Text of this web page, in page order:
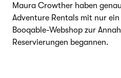
Maura Crowther haben
Adventure Rentals mit nur
Booqable-Webshop zur
Reservierungen begannen.